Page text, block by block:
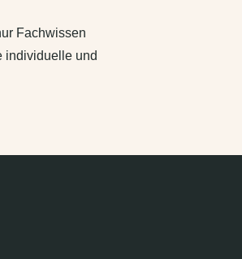
Fachwissen
individuelle und